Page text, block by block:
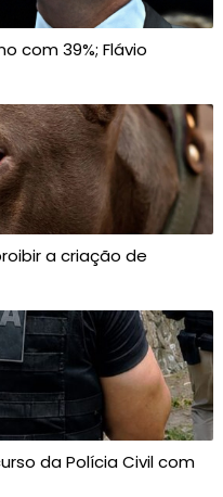
com 39%; Flávio
a criação de
da Polícia Civil com